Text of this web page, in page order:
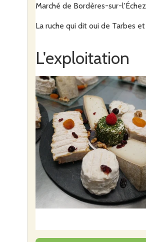
Marché de Bordères-sur-
La ruche qui dit oui de Tarbes
L'exploitation